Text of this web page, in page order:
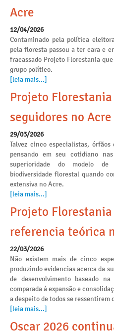
Acre
12/04/2026
Contaminado pela política
pela floresta passou a ter cara e
fracassado Projeto Florestania
grupo político.
[leia mais...]
Projeto
seguidores no Acre
29/03/2026
Talvez cinco especialistas,
pensando em seu cotidiano
superioridade do modelo de
biodiversidade florestal quando
extensiva no Acre.
[leia mais...]
Projeto
referencia teórica
22/03/2026
Não existem mais de cinco
produzindo evidencias acerca da
de desenvolvimento baseado
comparada á expansão e
a despeito de todos se ressentirem
[leia mais...]
Oscar 2026